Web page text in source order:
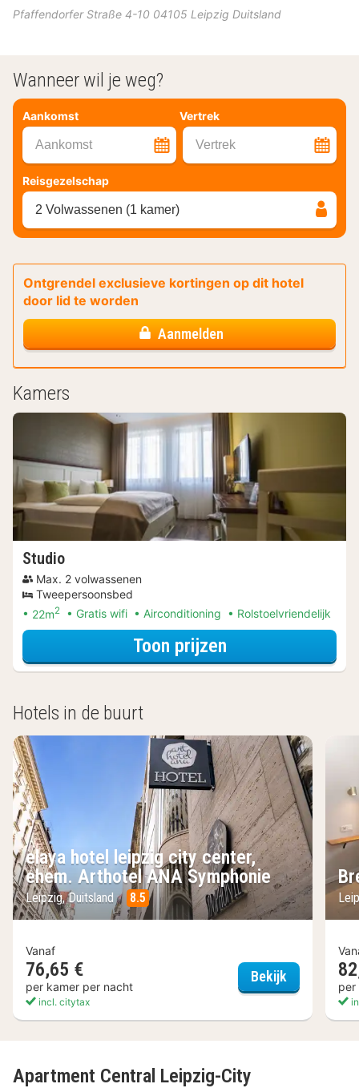
Pfaffendorfer Straße 4-10 04105 Leipzig Duitsland
Wanneer wil je weg?
Aankomst Vertrek
Aankomst Vertrek
Reisgezelschap
2 Volwassenen (1 kamer)
Ontgrendel exclusieve kortingen op dit hotel
door lid te worden
Aanmelden
Kamers
Studio
Max. 2 volwassenen
Tweepersoonsbed
22m2 Gratis wifi Airconditioning Rolstoelvriendelijk
Toon prijzenvoor Beleef de
Hotels in de buurt
elaya hotel leipzig city center,
ehem. Arthotel ANA Symphonie
Leipzig, Duitsland 8.5
Vanaf
76,65 €
per kamer per nacht
incl. citytax
Bekijk elaya
per
Apartment Central Leipzig-City